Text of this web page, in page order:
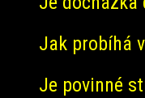
Jak probíhá
Je povinné